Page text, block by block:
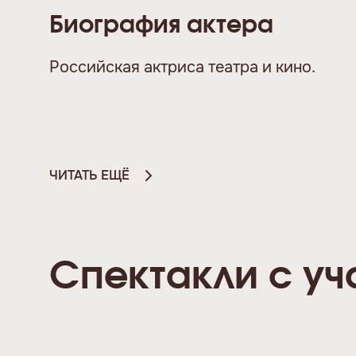
Биография актера
Российская актриса театра и кино.
ЧИТАТЬ ЕЩЁ
Спектакли с